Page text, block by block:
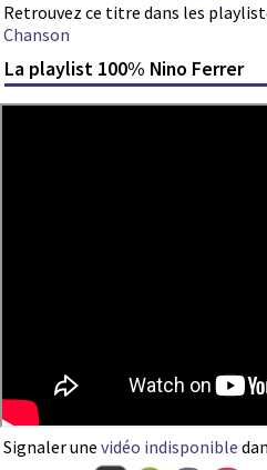
Retrouvez ce titre dans les
Chanson
La playlist 100% Nino Ferrer
Signaler une vidéo indisponible